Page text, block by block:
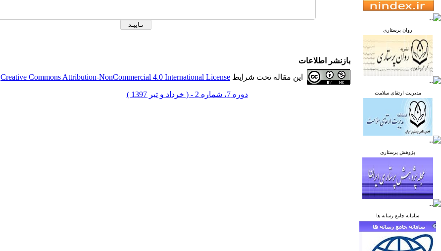
روان پرستاری
مدیریت ارتقای سلامت
پژوهش پرستاری
سامانه جامع رسانه ها
بازنشر اطلاعات
این مقاله تحت شرایط Creative Commons Attribution-NonCommercial 4.0 International License
دوره 7، شماره 2 - ( خرداد و تیر 1397 )